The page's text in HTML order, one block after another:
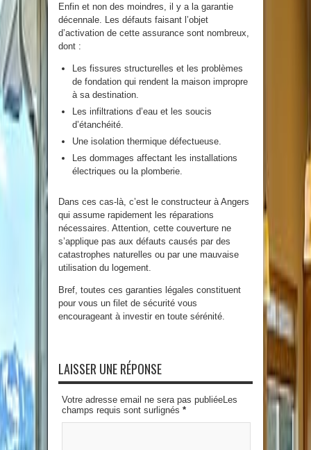
Enfin et non des moindres, il y a la garantie
décennale. Les défauts faisant l’objet
d’activation de cette assurance sont nombreux,
dont :
Les fissures structurelles et les problèmes
de fondation qui rendent la maison impropre
à sa destination.
Les infiltrations d’eau et les soucis
d’étanchéité.
Une isolation thermique défectueuse.
Les dommages affectant les installations
électriques ou la plomberie.
Dans ces cas-là, c’est le constructeur à Angers
qui assume rapidement les réparations
nécessaires. Attention, cette couverture ne
s’applique pas aux défauts causés par des
catastrophes naturelles ou par une mauvaise
utilisation du logement.
Bref, toutes ces garanties légales constituent
pour vous un filet de sécurité vous
encourageant à investir en toute sérénité.
LAISSER UNE RÉPONSE
Votre adresse email ne sera pas publiéeLes
champs requis sont surlignés *